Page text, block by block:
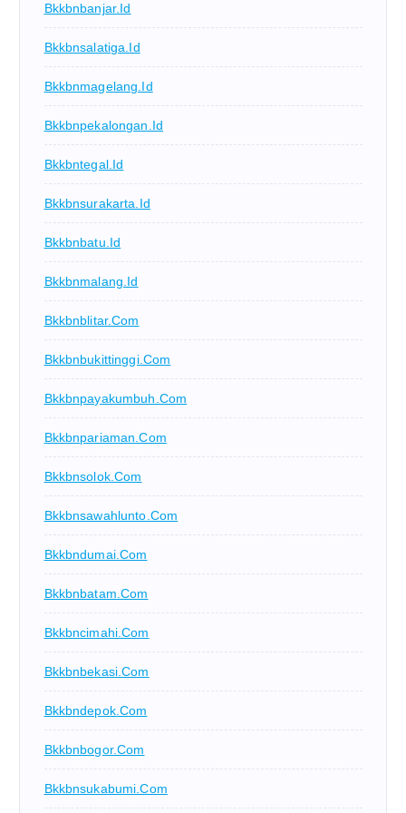
Bkkbnbanjar.id
Bkkbnsalatiga.id
Bkkbnmagelang.id
Bkkbnpekalongan.id
Bkkbntegal.id
Bkkbnsurakarta.id
Bkkbnbatu.id
Bkkbnmalang.id
Bkkbnblitar.com
Bkkbnbukittinggi.com
Bkkbnpayakumbuh.com
Bkkbnpariaman.com
Bkkbnsolok.com
Bkkbnsawahlunto.com
Bkkbndumai.com
Bkkbnbatam.com
Bkkbncimahi.com
Bkkbnbekasi.com
Bkkbndepok.com
Bkkbnbogor.com
Bkkbnsukabumi.com